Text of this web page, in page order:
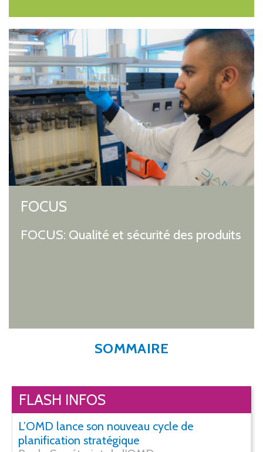
FOCUS
FOCUS: Qualité et sécurité des produits
SOMMAIRE
FLASH INFOS
L’OMD lance son nouveau cycle de
planification stratégique